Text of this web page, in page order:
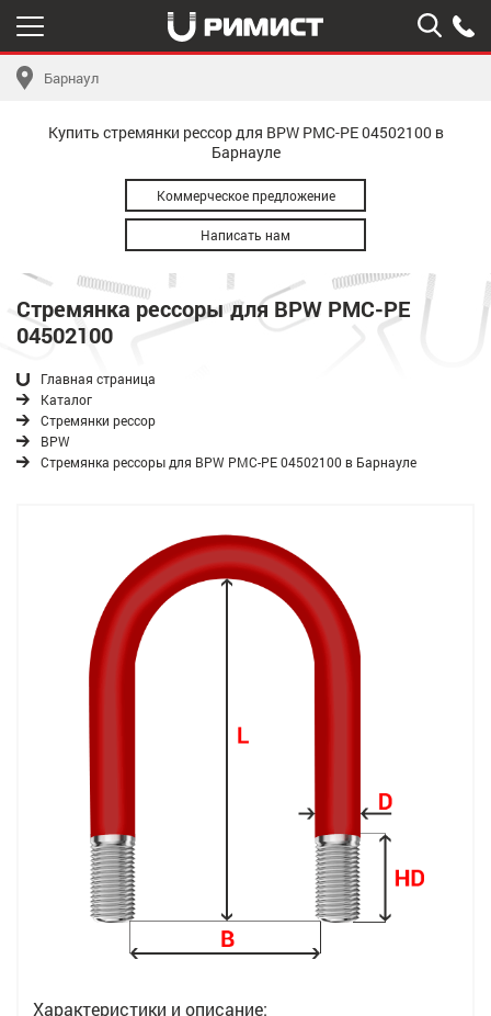
Барнаул
Купить стремянки рессор для BPW РМС-PE 04502100 в
Барнауле
Коммерческое предложение
Написать нам
Стремянка рессоры для BPW РМС-PE
04502100
Главная страница
Каталог
Стремянки рессор
BPW
Стремянка рессоры для BPW РМС-PE 04502100 в Барнауле
Характеристики и описание: